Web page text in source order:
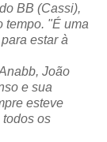
BB (Cassi),
tempo. "É uma
estar à
João
e sua
esteve
os